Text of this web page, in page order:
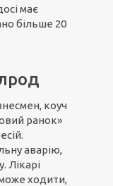
має
більше 20
коуч
ранок»
аварію,
Лікарі
ходити,